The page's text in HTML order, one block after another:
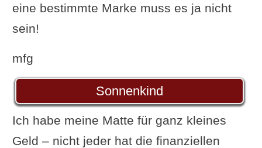
eine bestimmte Marke muss es ja nicht
sein!
mfg
Sonnenkind
Ich habe meine Matte für ganz kleines
Geld – nicht jeder hat die finanziellen